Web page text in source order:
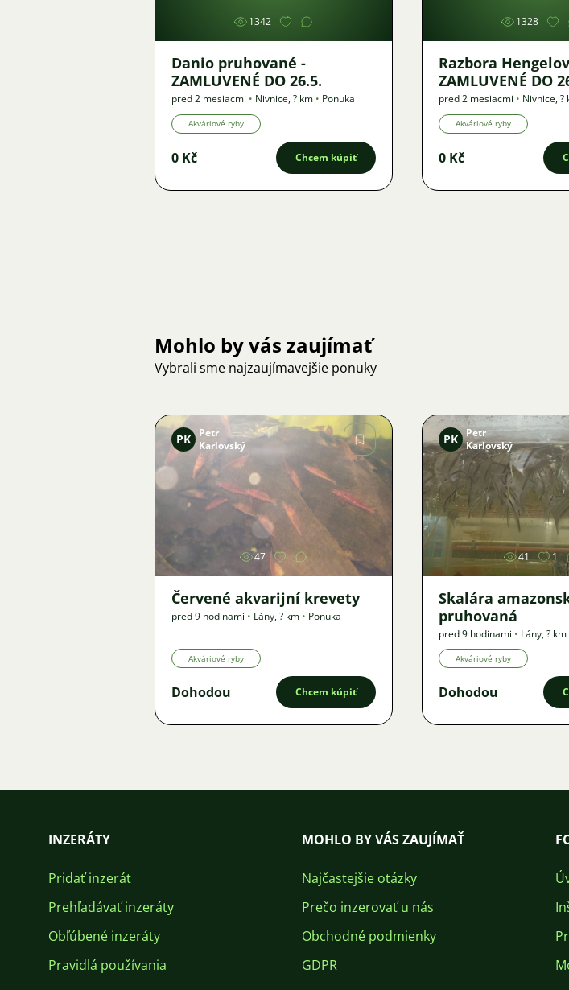
1342
Danio pruhované -
ZAMLUVENÉ DO 26.5.
pred 2 mesiacmi • Nivnice,? km • Ponuka
Akváriové ryby
0 Kč Chcem kúpiť
1328
Razbora
ZAMLUVENÉ DO
pred 2 mesiacmi • Nivnice,?
Akváriové ryby
0 Kč
Mohlo by vás zaujímať
Vybrali sme najzaujímavejšie ponuky
Obrázok
PK
Petr
Karlovský
47
Červené akvarijní krevety
pred 9 hodinami • Lány,? km • Ponuka
Akváriové ryby
Dohodou Chcem kúpiť
PK
Petr
Karlovský
41 1
Skalára
pruhovaná
pred 9 hodinami • Lány,? km
Akváriové ryby
Dohodou
INZERÁTY
Pridať inzerát
Prehľadávať inzeráty
Obľúbené inzeráty
Pravidlá používania
MOHLO BY VÁS ZAUJÍMAŤ
Najčastejšie otázky
Prečo inzerovať u nás
Obchodné podmienky
GDPR